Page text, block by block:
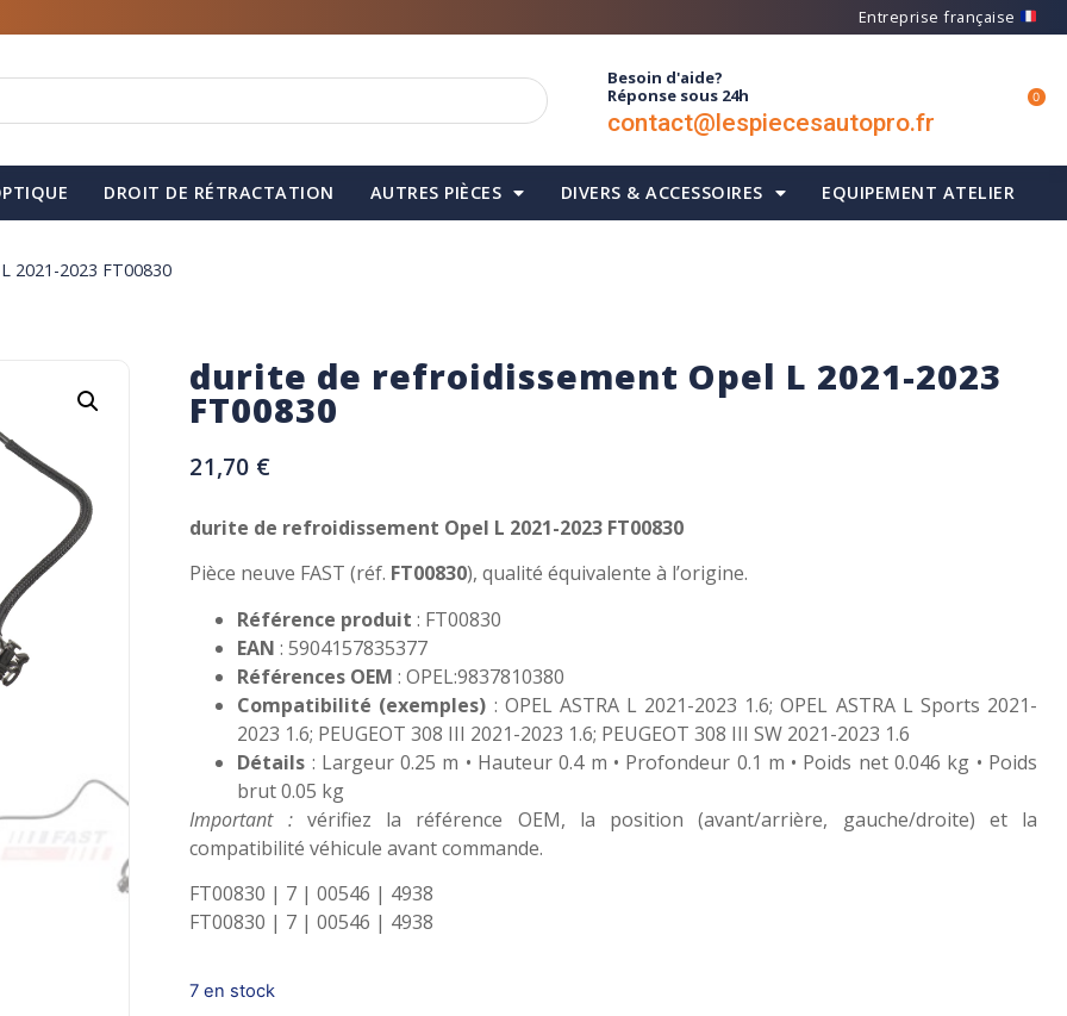
Entreprise française
Besoin d'aide?
Réponse sous 24h
contact@lespiecesautopro.fr
0
DROIT DE RÉTRACTATION AUTRES PIÈCES DIVERS & ACCESSOIRES EQUIPEMENT ATELIER
2021-2023 FT00830
durite de refroidissement Opel L 2021-2023
FT00830
21,70 €
durite de refroidissement Opel L 2021-2023 FT00830
Pièce neuve FAST (réf. FT00830), qualité équivalente à l’origine.
Référence produit : FT00830
EAN : 5904157835377
Références OEM : OPEL:9837810380
Compatibilité (exemples) : OPEL ASTRA L 2021-2023 1.6; OPEL ASTRA L Sports 2021-
2023 1.6; PEUGEOT 308 III 2021-2023 1.6; PEUGEOT 308 III SW 2021-2023 1.6
Détails : Largeur 0.25 m • Hauteur 0.4 m • Profondeur 0.1 m • Poids net 0.046 kg • Poids
brut 0.05 kg
Important :vérifiez la référence OEM, la position (avant/arrière, gauche/droite) et la
compatibilité véhicule avant commande.
FT00830 | 7 | 00546 | 4938
FT00830 | 7 | 00546 | 4938
7 en stock